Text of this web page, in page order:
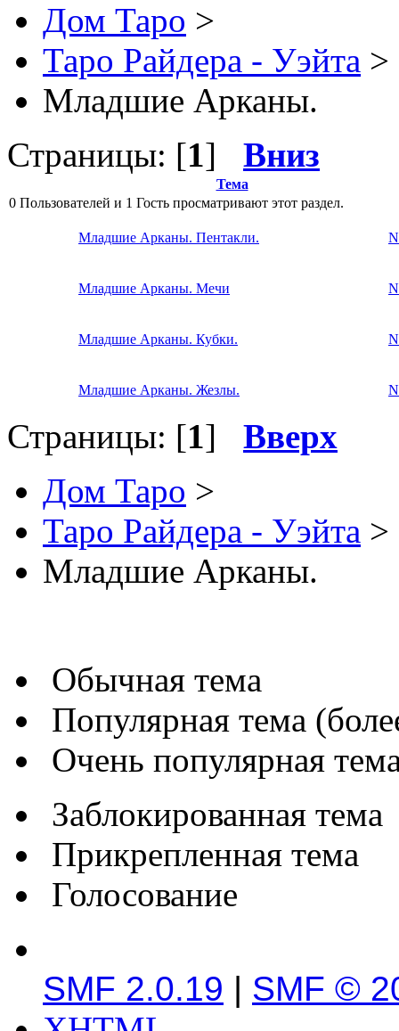
Дом Таро >
Таро Райдера - Уэйта >
Младшие Арканы.
Страницы: [1] Вниз
Тема
0 Пользователей и 1 Гость просматривают этот раздел.
Младшие Арканы. Пентакли.
Младшие Арканы. Мечи
Младшие Арканы. Кубки.
Младшие Арканы. Жезлы.
Страницы: [1] Вверх
Дом Таро >
Таро Райдера - Уэйта >
Младшие Арканы.
Обычная тема
Популярная тема
Очень популярная
Заблокированная тема
Прикрепленная тема
Голосование
SMF 2.0.19 | SMF ©